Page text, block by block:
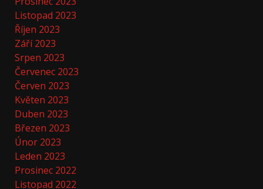
Listopad 2023
Říjen 2023
Září 2023
Srpen 2023
Červenec 2023
Červen 2023
Květen 2023
Duben 2023
Březen 2023
Únor 2023
Leden 2023
Prosinec 2022
Listopad 2022